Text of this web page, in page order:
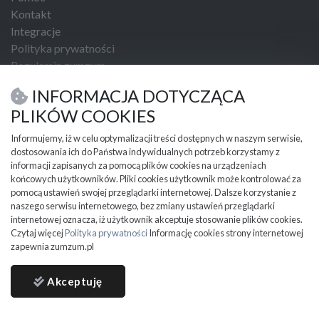
Kontakt
Integracje
Polityka prywatności
Regulamin zumzum
USŁUGI I NARZĘDZIA
PRZYDATNE INFORMACJE
Partnerzy
Cennik
Mapa kategorii
Mapa miejscowości
Ważne informacje
ZUMZUM © 2024 all rights reserved.
INFORMACJA DOTYCZĄCA
PLIKÓW COOKIES
Informujemy, iż w celu optymalizacji treści dostępnych w naszym serwisie,
dostosowania ich do Państwa indywidualnych potrzeb korzystamy z
informacji zapisanych za pomocą plików cookies na urządzeniach
końcowych użytkowników. Pliki cookies użytkownik może kontrolować za
pomocą ustawień swojej przeglądarki internetowej. Dalsze korzystanie z
naszego serwisu internetowego, bez zmiany ustawień przeglądarki
internetowej oznacza, iż użytkownik akceptuje stosowanie plików cookies.
Czytaj więcejPolityka prywatnościInformację cookies strony internetowej
zapewnia zumzum.pl
Akceptuję